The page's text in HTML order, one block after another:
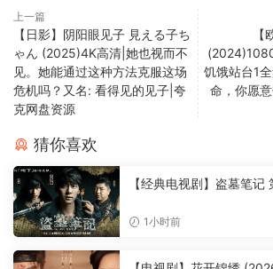
上一篇
【日影】阴阳眼见子 見える子ち
ゃん (2025)4K高清|她也视而不
见。她能通过这种方法克服这场
危机吗？又名: 看得见的见子|夸
克网盘资源
饥饿站台1
命，你愿
猜你喜欢
【经典电视剧】盗墓笔
和不明势力斗智斗勇的同
1小时前